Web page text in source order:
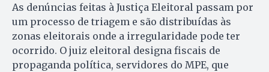
As denúncias feitas à Justiça Eleitoral passam por
um processo de triagem e são distribuídas às
zonas eleitorais onde a irregularidade pode ter
ocorrido. O juiz eleitoral designa fiscais de
propaganda política, servidores do MPE, que